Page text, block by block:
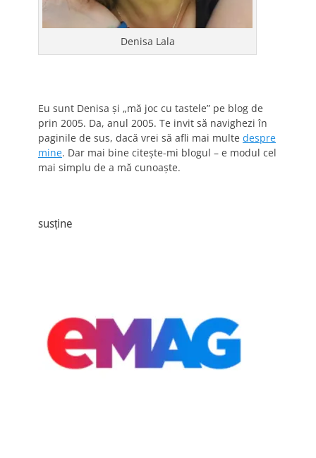
Denisa Lala
Eu sunt Denisa și „mă joc cu tastele” pe blog de
prin 2005. Da, anul 2005. Te invit să navighezi în
paginile de sus, dacă vrei să afli mai multe despre
mine. Dar mai bine citește-mi blogul – e modul cel
mai simplu de a mă cunoaște.
susține